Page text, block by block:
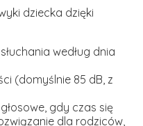
dziecka dzięki
według dnia
(domyślnie 85 dB, z
gdy czas się
dla rodziców,